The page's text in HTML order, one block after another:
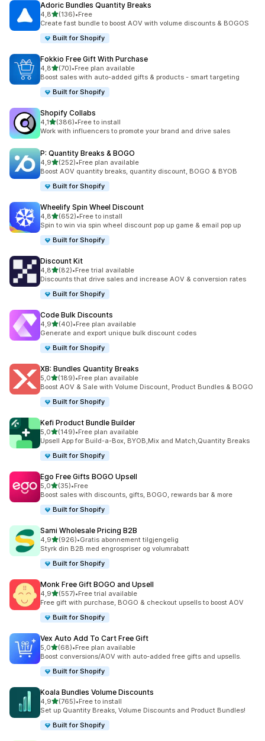
Adoric Bundles Quantity Breaks
4,8av 5 stjerner
(136)
Totalt 136 omtaler
•Free
Create fast bundle to boost AOV with volume discounts & BOGOS
Built for Shopify
Fokkio Free Gift With Purchase
4,8av 5 stjerner
(70)
Totalt 70 omtaler
•Free plan available
Boost sales with auto-added gifts & products - smart targeting
Built for Shopify
Shopify Collabs
4,1av 5 stjerner
(386)
Totalt 386 omtaler
•Free to install
Work with influencers to promote your brand and drive sales
P: Quantity Breaks & BOGO
4,9av 5 stjerner
(252)
Totalt 252 omtaler
•Free plan available
Boost AOV quantity breaks, quantity discount, BOGO & BYOB
Built for Shopify
Wheelify Spin Wheel Discount
4,8av 5 stjerner
(652)
Totalt 652 omtaler
•Free to install
Spin to win via spin wheel discount pop up game & email pop up
Built for Shopify
Discount Kit
4,8av 5 stjerner
(82)
Totalt 82 omtaler
•Free trial available
Discounts that drive sales and increase AOV & conversion rates
Built for Shopify
Code Bulk Discounts
4,9av 5 stjerner
(40)
Totalt 40 omtaler
•Free plan available
Generate and export unique bulk discount codes
Built for Shopify
XB: Bundles Quantity Breaks
5,0av 5 stjerner
(189)
Totalt 189 omtaler
•Free plan available
Boost AOV & Sale with Volume Discount, Product Bundles & BOGO
Built for Shopify
Kefi Product Bundle Builder
5,0av 5 stjerner
(149)
Totalt 149 omtaler
•Free plan available
Upsell App for Build-a-Box, BYOB,Mix and Match,Quantity Breaks
Built for Shopify
Ego Free Gifts BOGO Upsell
5,0av 5 stjerner
(35)
Totalt 35 omtaler
•Free
Boost sales with discounts, gifts, BOGO, rewards bar & more
Built for Shopify
Sami Wholesale Pricing B2B
4,9av 5 stjerner
(926)
Totalt 926 omtaler
•Gratis abonnement tilgjengelig
Styrk din B2B med engrospriser og volumrabatt
Built for Shopify
Monk Free Gift BOGO and Upsell
4,9av 5 stjerner
(557)
Totalt 557 omtaler
•Free trial available
Free gift with purchase, BOGO & checkout upsells to boost AOV
Built for Shopify
Vex Auto Add To Cart Free Gift
5,0av 5 stjerner
(68)
Totalt 68 omtaler
•Free plan available
Boost conversions/AOV with auto-added free gifts and upsells.
Built for Shopify
Koala Bundles Volume Discounts
4,9av 5 stjerner
(765)
Totalt 765 omtaler
•Free to install
Set up Quantity Breaks, Volume Discounts and Product Bundles!
Built for Shopify